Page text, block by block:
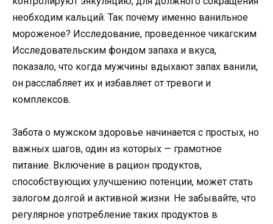
необходим кальций. Так почему именно ванильное
мороженое? Исследование, проведенное чикагским
Исследовательским фондом запаха и вкуса,
показало, что когда мужчины вдыхают запах ванили,
он расслабляет их и избавляет от тревоги и
комплексов.
Забота о мужском здоровье начинается с простых, но
важных шагов, один из которых — грамотное
питание. Включение в рацион продуктов,
способствующих улучшению потенции, может стать
залогом долгой и активной жизни. Не забывайте, что
регулярное употребление таких продуктов в